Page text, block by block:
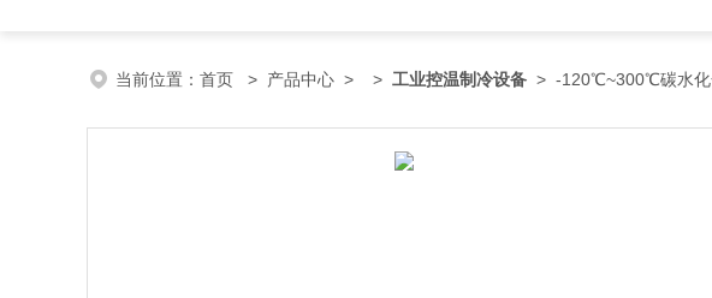
当前位置： 首页 > 产品中心 > > 工业控温制冷设备 > -120℃~300℃碳水化